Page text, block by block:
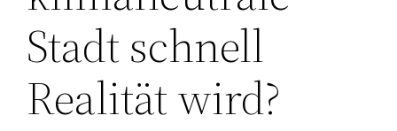
Stadt schnell
Realität wird?